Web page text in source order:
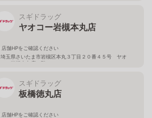
スギドラッグ
ヤオコー岩槻本丸店
店舗HPをご確認ください
埼玉県さいたま市岩槻区本丸３丁目２０番４５号 ヤオ
コー岩槻本丸店２階
スギドラッグ
板橋徳丸店
店舗HPをご確認ください